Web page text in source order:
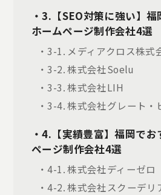
・3.【SEO対策に強い】
ホームページ制作会社4選
・3-1. メディアクロス株式
・3-2. 株式会社Soelu
・3-3. 株式会社LIH
・3-4. 株式会社グレート・
・4.【実績豊富】福岡でお
ページ制作会社4選
・4-1. 株式会社ディーゼロ
・4-2. 株式会社スクーデリ